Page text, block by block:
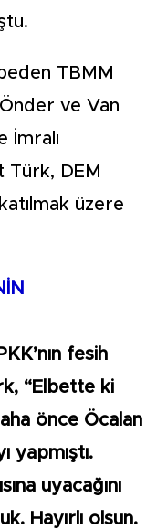
TBMM
ve Van
İmralı
Türk, DEM
üzere
fesih
“Elbette ki
önce Öcalan
yapmıştı.
uyacağını
Hayırlı olsun.